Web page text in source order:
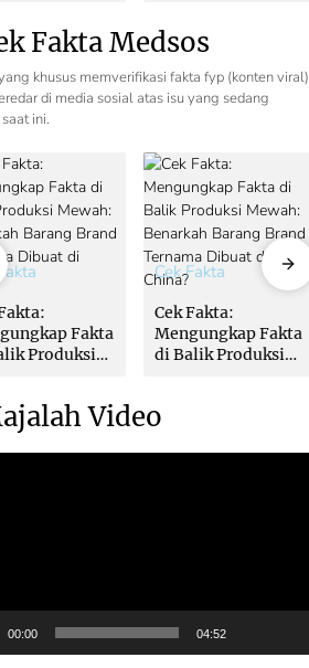
dari The
Kepastian
Fakta Medsos
khusus memverifikasi fakta fyp (konten viral)
di media sosial atas isu yang sedang
ini.
Fakta
Produksi
Dibuat di
Cek Fakta
Cek Fakta:
Mengungkap Fakta
di Balik Produksi
Ternama Dibuat di
Video
00:00 04:52